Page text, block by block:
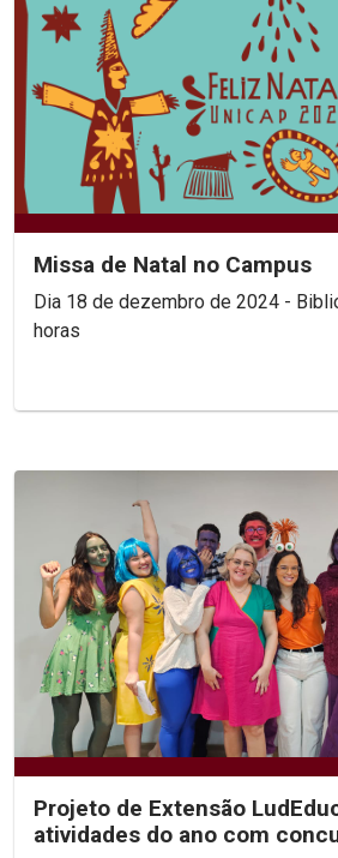
Missa de Natal no Campus
Dia 18 de dezembro de 2024 -
horas
Projeto de Extensão
atividades do ano com